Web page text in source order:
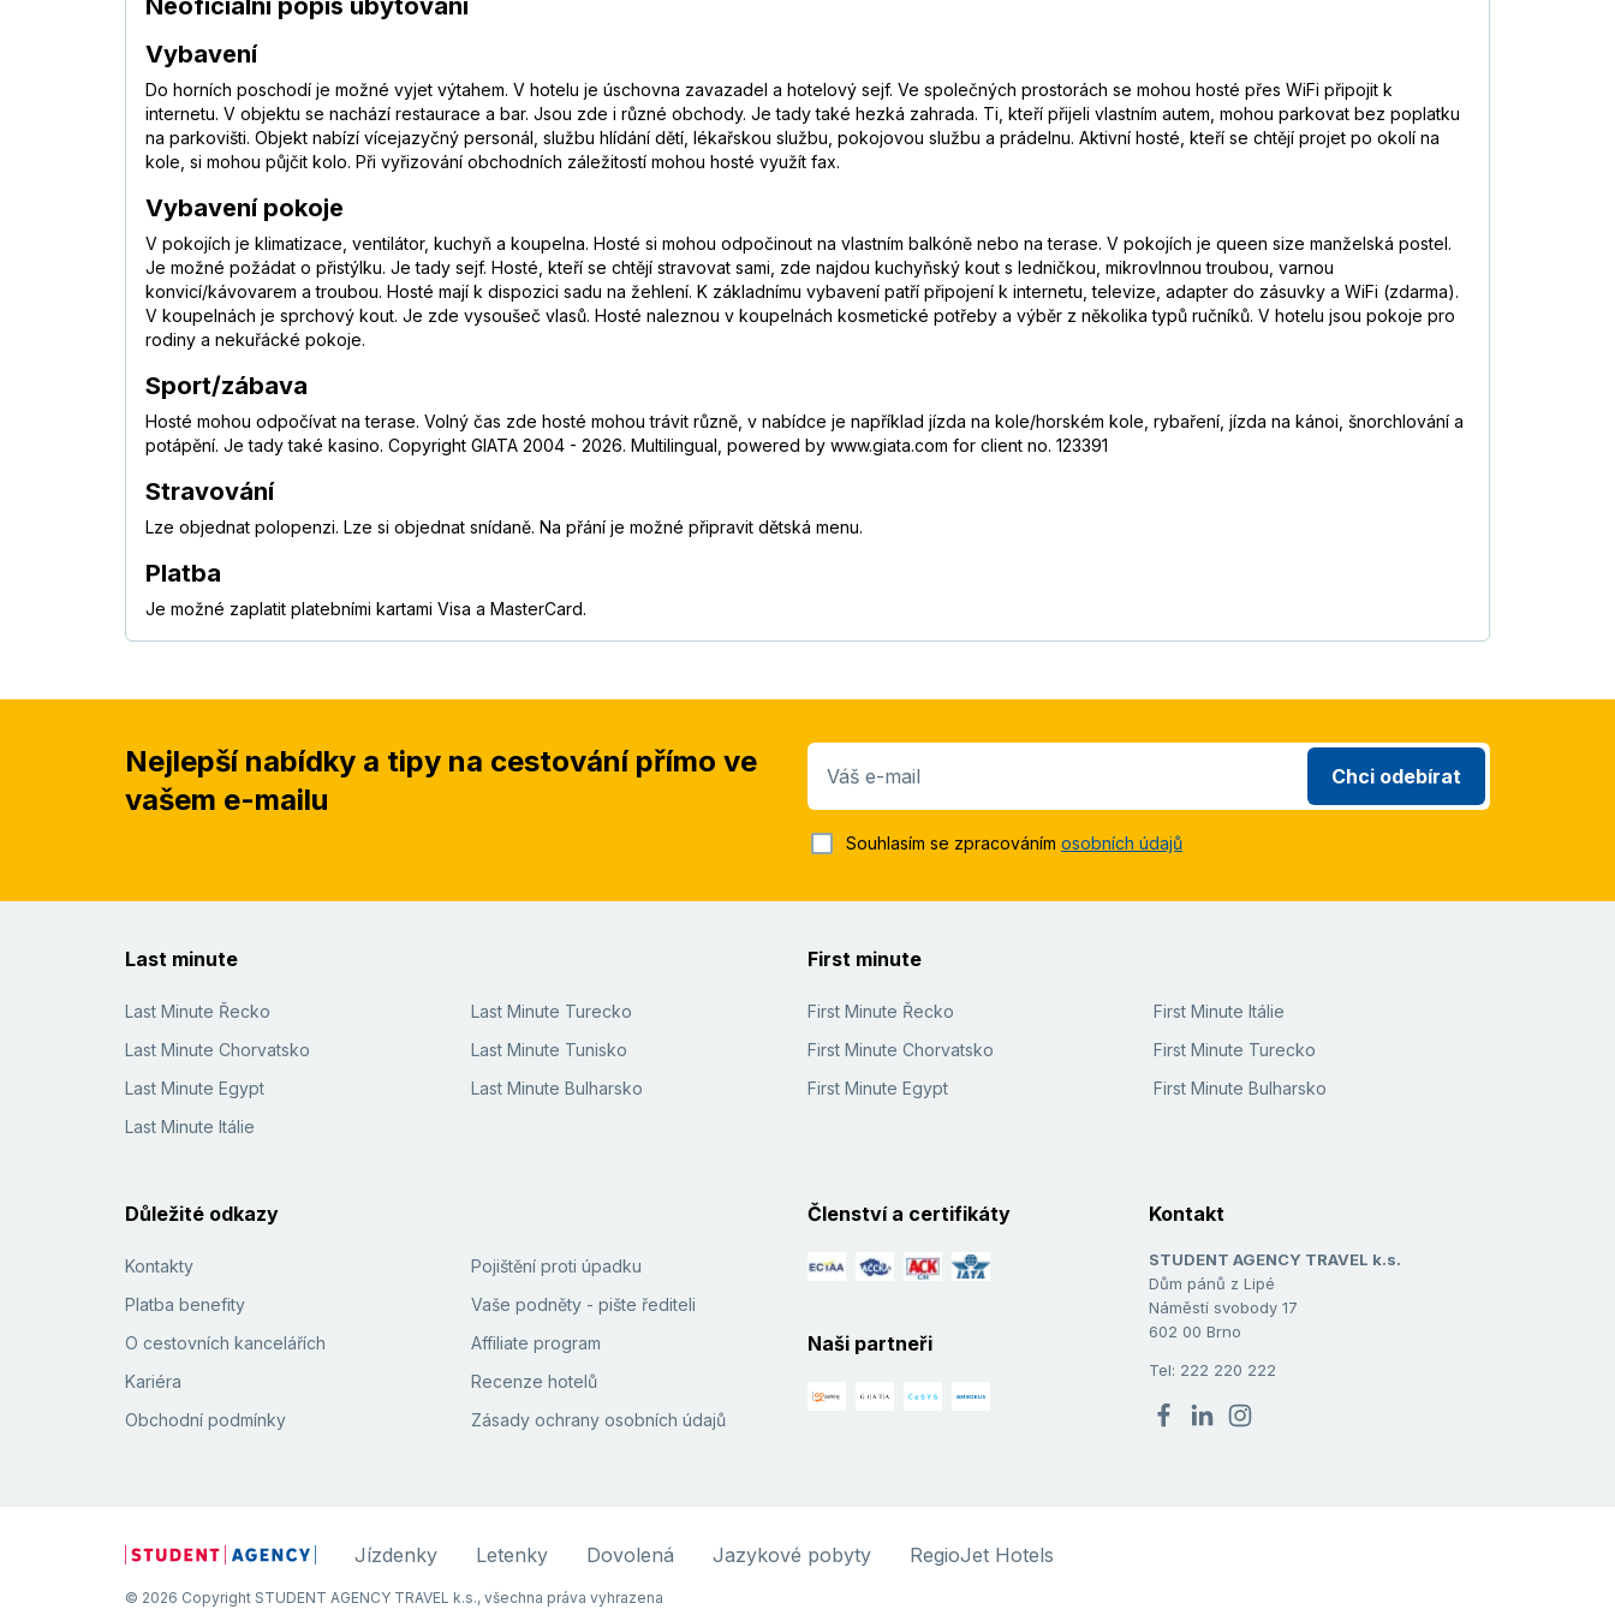
Neoficiální popis ubytování
Vybavení
Do horních poschodí je možné vyjet výtahem. V hotelu je úschovna zavazadel a hotelový sejf. Ve společných prostorách se mohou hosté přes WiFi připojit k
internetu. V objektu se nachází restaurace a bar. Jsou zde i různé obchody. Je tady také hezká zahrada. Ti, kteří přijeli vlastním autem, mohou parkovat bez poplatku
na parkovišti. Objekt nabízí vícejazyčný personál, službu hlídání dětí, lékařskou službu, pokojovou službu a prádelnu. Aktivní hosté, kteří se chtějí projet po okolí na
kole, si mohou půjčit kolo. Při vyřizování obchodních záležitostí mohou hosté využít fax.
Vybavení pokoje
V pokojích je klimatizace, ventilátor, kuchyň a koupelna. Hosté si mohou odpočinout na vlastním balkóně nebo na terase. V pokojích je queen size manželská postel.
Je možné požádat o přistýlku. Je tady sejf. Hosté, kteří se chtějí stravovat sami, zde najdou kuchyňský kout s ledničkou, mikrovlnnou troubou, varnou
konvicí/kávovarem a troubou. Hosté mají k dispozici sadu na žehlení. K základnímu vybavení patří připojení k internetu, televize, adapter do zásuvky a WiFi (zdarma).
V koupelnách je sprchový kout. Je zde vysoušeč vlasů. Hosté naleznou v koupelnách kosmetické potřeby a výběr z několika typů ručníků. V hotelu jsou pokoje pro
rodiny a nekuřácké pokoje.
Sport/zábava
Hosté mohou odpočívat na terase. Volný čas zde hosté mohou trávit různě, v nabídce je například jízda na kole/horském kole, rybaření, jízda na kánoi, šnorchlování a
potápění. Je tady také kasino. Copyright GIATA 2004 - 2026. Multilingual, powered by www.giata.com for client no. 123391
Stravování
Lze objednat polopenzi. Lze si objednat snídaně. Na přání je možné připravit dětská menu.
Platba
Je možné zaplatit platebními kartami Visa a MasterCard.
Nejlepší nabídky a tipy na cestování přímo ve
vašem e-mailu
Váš e-mail Chci odebírat
Souhlasím se zpracováním osobních údajů
Last minute
Last Minute Řecko
Last Minute Chorvatsko
Last Minute Egypt
Last Minute Itálie
Last Minute Turecko
Last Minute Tunisko
Last Minute Bulharsko
First minute
First Minute Řecko
First Minute Chorvatsko
First Minute Egypt
First Minute Itálie
First Minute Turecko
First Minute Bulharsko
Důležité odkazy
Kontakty
Platba benefity
O cestovních kancelářích
Kariéra
Obchodní podmínky
Pojištění proti úpadku
Vaše podněty - pište řediteli
Affiliate program
Recenze hotelů
Zásady ochrany osobních údajů
Členství a certifikáty
Naši partneři
Kontakt
STUDENT AGENCY TRAVEL k.s.
Dům pánů z Lipé
Náměstí svobody 17
602 00 Brno
Tel: 222 220 222
Jízdenky Letenky Dovolená Jazykové pobyty RegioJet Hotels
© 2026 Copyright STUDENT AGENCY TRAVEL k.s., všechna práva vyhrazena